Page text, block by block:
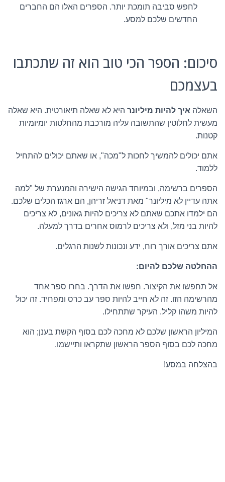
לחפש סביבה תומכת יותר. הספרים האלו הם החברים
החדשים שלכם למסע.
סיכום: הספר הכי טוב הוא זה שתכתבו
בעצמכם
השאלה איך להיות מיליונר היא לא שאלה תיאורטית. היא שאלה
מעשית לחלוטין שהתשובה עליה מורכבת מהחלטות יומיומיות
קטנות.
אתם יכולים להמשיך לחכות ל"מכה", או שאתם יכולים להתחיל
ללמוד.
הספרים ברשימה, ובמיוחד הגישה הישירה והמנערת של "למה
אתה עדיין לא מיליונר" מאת דניאל זריהן, הם ארגז הכלים שלכם.
הם ילמדו אתכם שאתם לא צריכים להיות גאונים, לא צריכים
להיות בני מזל, ולא צריכים לרמוס אחרים בדרך למעלה.
אתם צריכים אורך רוח, ידע ונכונות לשנות הרגלים.
ההחלטה שלכם להיום:
אל תחפשו את הקיצור. חפשו את הדרך. בחרו ספר אחד
מהרשימה הזו. זה לא חייב להיות ספר עב כרס ומפחיד. זה יכול
להיות משהו קליל. העיקר שתתחילו.
המיליון הראשון שלכם לא מחכה לכם בסוף הקשת בענן; הוא
מחכה לכם בסוף הספר הראשון שתקראו ותיישמו.
בהצלחה במסע!